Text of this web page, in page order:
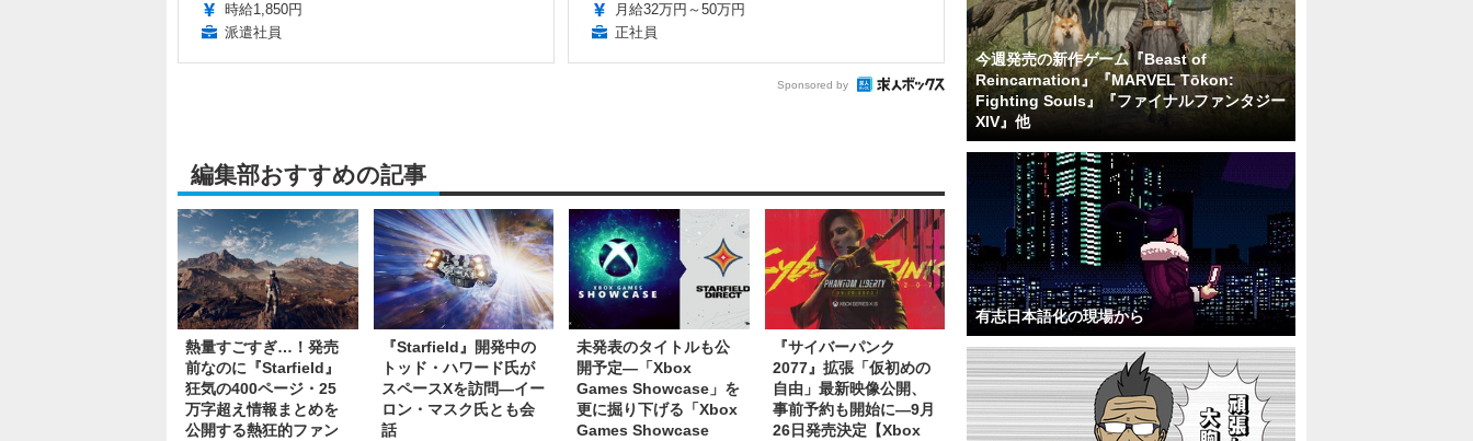
時給1,850円
派遣社員
月給32万円～50万円
正社員
Sponsored by
編集部おすすめの記事
熱量すごすぎ…！発売
前なのに『Starfield』
狂気の400ページ・25
万字超え情報まとめを
公開する熱狂的ファン
『Starfield』開発中の
トッド・ハワード氏が
スペースXを訪問―イー
ロン・マスク氏とも会
話
未発表のタイトルも公
開予定―「Xbox
Games Showcase」を
更に掘り下げる「Xbox
Games Showcase
『サイバーパンク
2077』拡張「仮初めの
自由」最新映像公開、
事前予約も開始に―9月
26日発売決定【Xbox
今週発売の新作ゲーム『Beast of
Reincarnation』『MARVEL Tōkon:
Fighting Souls』『ファイナルファンタジー
XIV』他
有志日本語化の現場から